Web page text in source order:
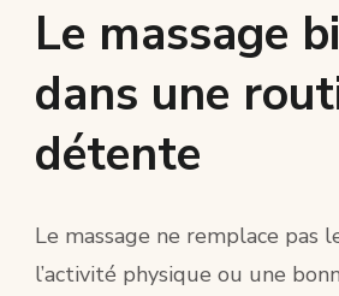
Le massage
dans une
détente
Le massage ne remplace pas
l’activité physique ou une